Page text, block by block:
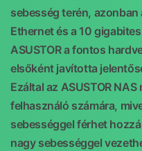
sebesség terén,
Ethernet és a 10
ASUSTOR a fontos
elsőként javította
Ezáltal az ASUSTOR
felhasználó számára,
sebességgel férhet
nagy sebességgel